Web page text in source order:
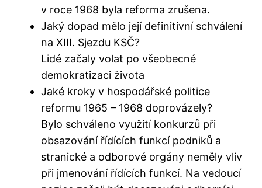
v roce 1968 byla reforma zrušena.
Jaký dopad mělo její definitivní schválení
na XIII. Sjezdu KSČ?
Lidé začaly volat po všeobecné
demokratizaci života
Jaké kroky v hospodářské politice
reformu 1965 – 1968 doprovázely?
Bylo schváleno využití konkurzů při
obsazování řídících funkcí podniků a
stranické a odborové orgány neměly vliv
při jmenování řídících funkcí. Na vedoucí